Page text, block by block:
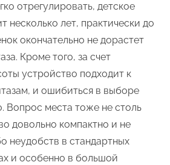
отрегулировать, детское
несколько лет, практически до
окончательно не дорастет
Кроме того, за счет
устройство подходит к
и ошибиться в выборе
Вопрос места тоже не столь
довольно компактно и не
неудобств в стандартных
и особенно в большой